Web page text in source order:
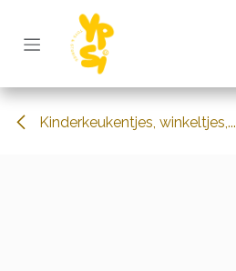
Overslaan naar inhoud
Kinderkeukentjes, winkeltjes,...